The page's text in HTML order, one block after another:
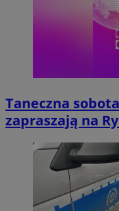
Taneczna
zapraszają na